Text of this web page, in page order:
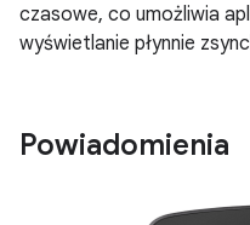
czasowe, co umożliwia
wyświetlanie płynnie
Powiadomienia